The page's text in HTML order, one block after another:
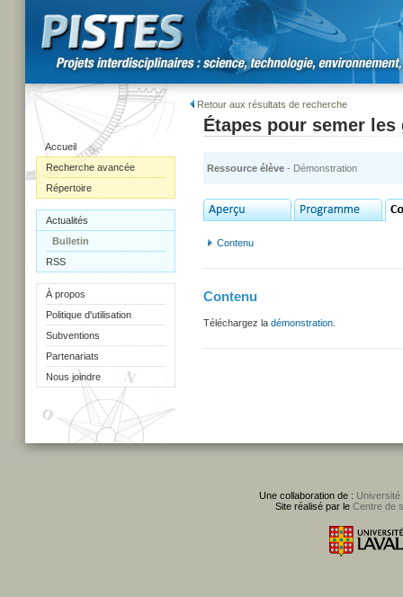
Accueil
Recherche avancée
Répertoire
Actualités
Bulletin
RSS
À propos
Politique d'utilisation
Subventions
Partenariats
Nous joindre
Retour aux résultats de recherche
Étapes pour semer les
Ressource élève - Démonstration
Contenu
Contenu
Téléchargez la démonstration
Une collaboration de : Université
Site réalisé par le Centre de